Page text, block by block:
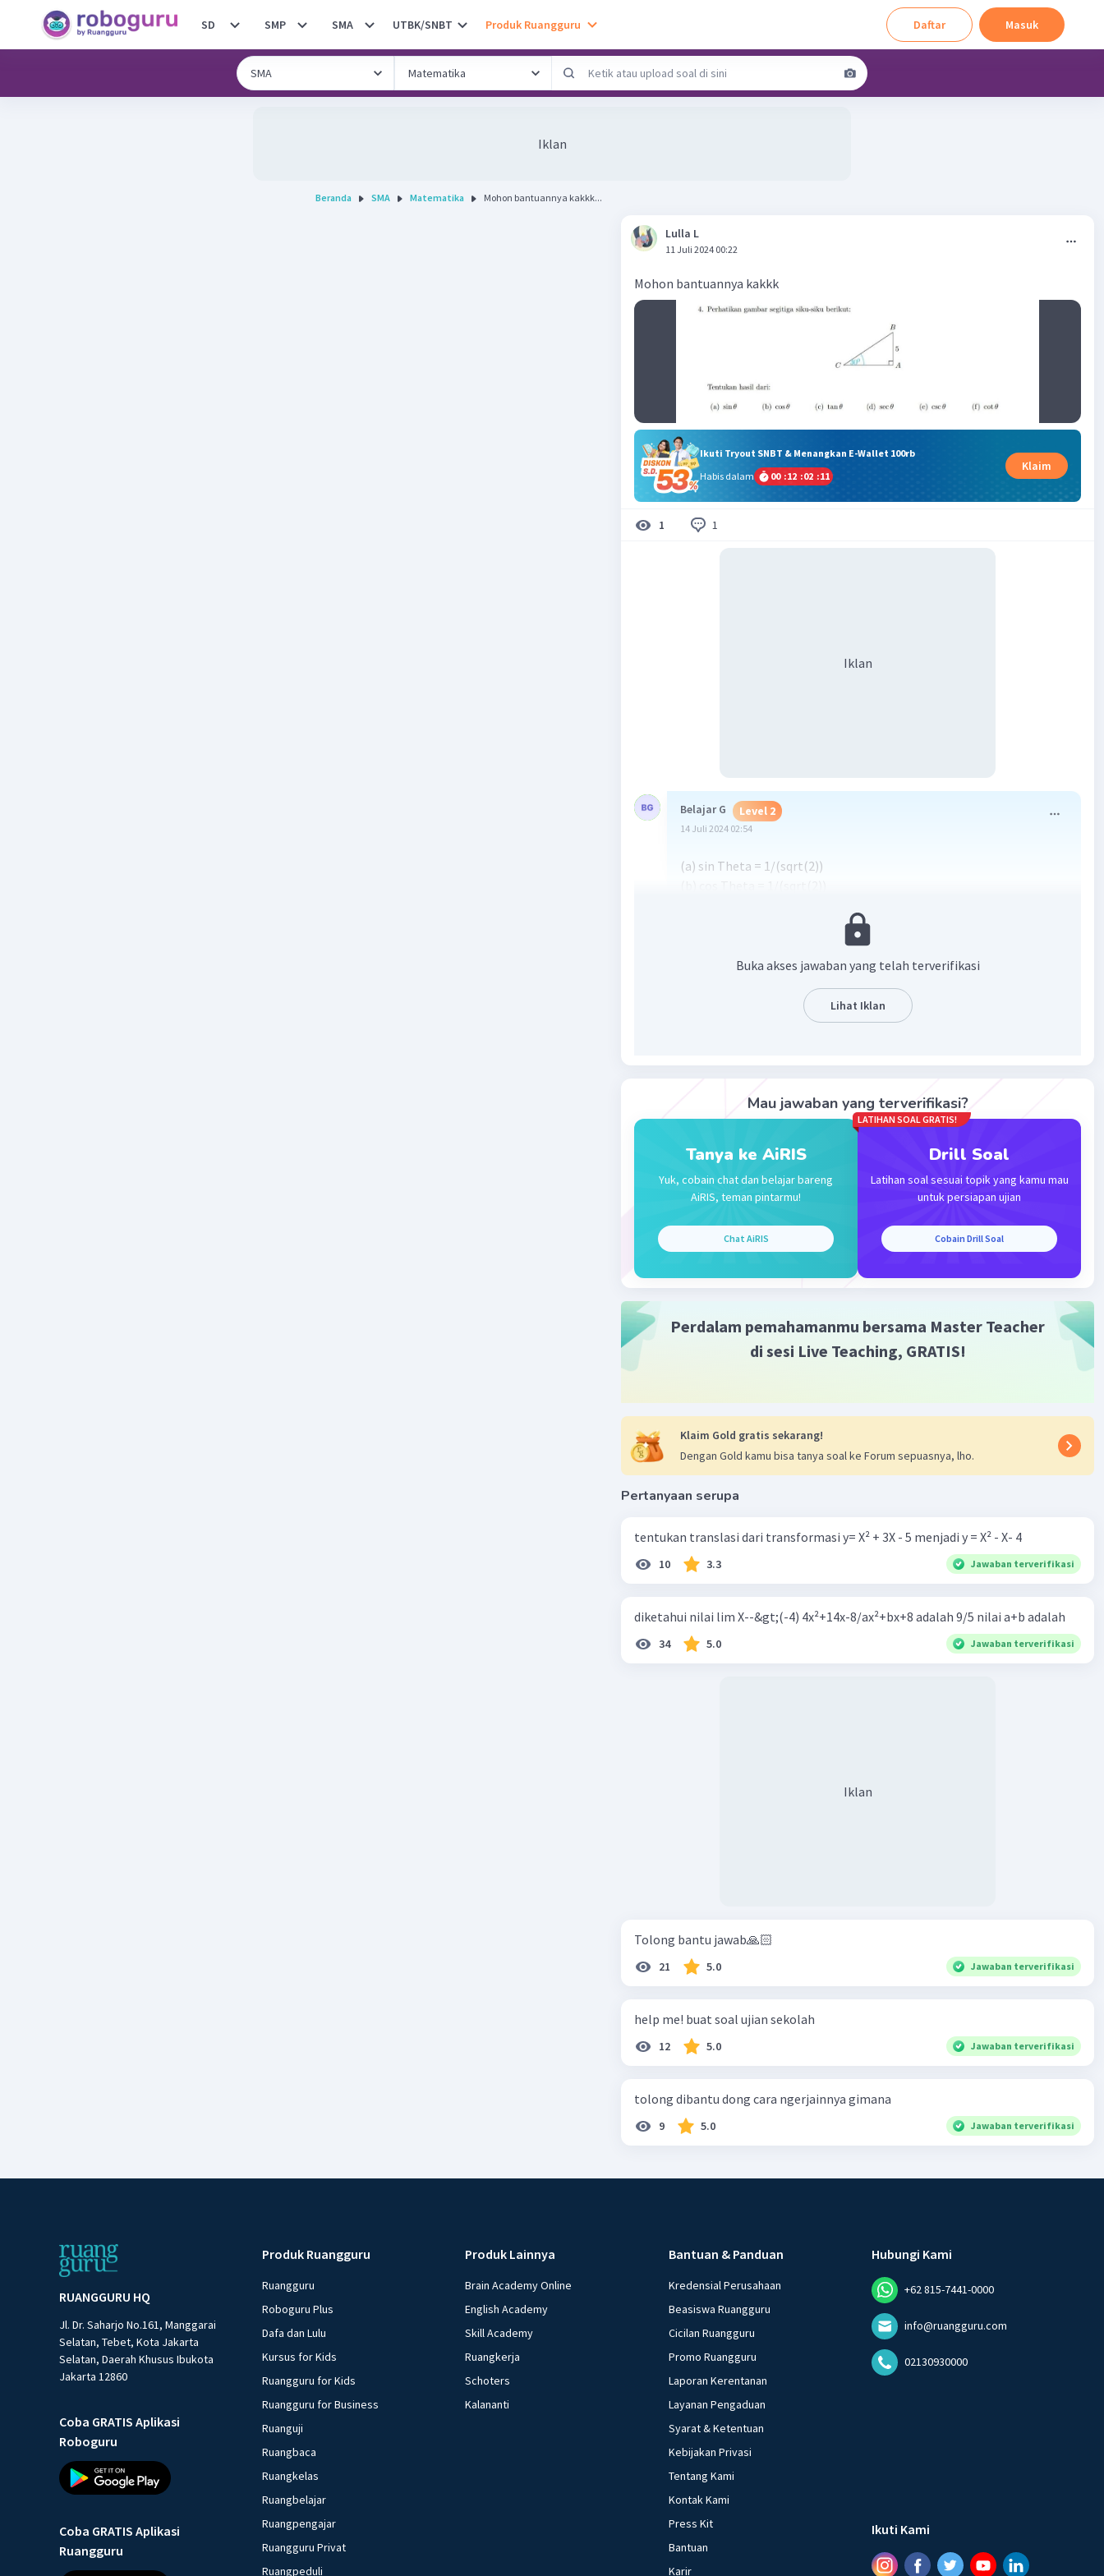
SD SMP SMA UTBK/SNBT Produk Ruangguru Daftar Masuk
Iklan
Beranda SMA Matematika Mohon bantuannya kakkk...
Lulla L
11 Juli 2024 00:22
Mohon bantuannya kakkk
Ikuti Tryout SNBT & Menangkan E-Wallet 100rb
Habis dalam
00 :12 :02 :10
Klaim
1 1
Iklan
Belajar G Level 2
14 Juli 2024 02:54
(a) sin Theta = 1/(sqrt(2))
(f) cot Theta = 1
Iklan
Buka akses jawaban yang telah terverifikasi
Lihat Iklan
Mau jawaban yang terverifikasi?
Tanya ke AiRIS
Yuk, cobain chat dan belajar bareng
AiRIS, teman pintarmu!
Chat AiRIS
LATIHAN SOAL GRATIS!
Drill Soal
Latihan soal sesuai topik yang kamu mau
untuk persiapan ujian
Cobain Drill Soal
Perdalam pemahamanmu bersama Master Teacher
di sesi Live Teaching, GRATIS!
Klaim Gold gratis sekarang!
Dengan Gold kamu bisa tanya soal ke Forum sepuasnya, lho.
Pertanyaan serupa
tentukan translasi dari transformasi y= X² + 3X - 5 menjadi y = X² - X- 4
10 3.3 Jawaban terverifikasi
diketahui nilai lim X--&gt;(-4) 4x²+14x-8/ax²+bx+8 adalah 9/5 nilai a+b adalah
34 5.0 Jawaban terverifikasi
Iklan
Tolong bantu jawab🙏🏻
21 5.0 Jawaban terverifikasi
help me! buat soal ujian sekolah
12 5.0 Jawaban terverifikasi
tolong dibantu dong cara ngerjainnya gimana
9 5.0 Jawaban terverifikasi
RUANGGURU HQ
Jl. Dr. Saharjo No.161, Manggarai
Selatan, Tebet, Kota Jakarta
Selatan, Daerah Khusus Ibukota
Jakarta 12860
Coba GRATIS Aplikasi
Roboguru
Coba GRATIS Aplikasi
Ruangguru
Produk Ruangguru
Ruangguru
Roboguru Plus
Dafa dan Lulu
Kursus for Kids
Ruangguru for Kids
Ruangguru for Business
Ruanguji
Ruangbaca
Ruangkelas
Ruangbelajar
Ruangpengajar
Ruangguru Privat
Ruangpeduli
Produk Lainnya
Brain Academy Online
English Academy
Skill Academy
Ruangkerja
Schoters
Kalananti
Bantuan & Panduan
Kredensial Perusahaan
Beasiswa Ruangguru
Cicilan Ruangguru
Promo Ruangguru
Laporan Kerentanan
Layanan Pengaduan
Syarat & Ketentuan
Kebijakan Privasi
Tentang Kami
Kontak Kami
Press Kit
Bantuan
Karir
Hubungi Kami
+62 815-7441-0000
info@ruangguru.com
02130930000
Ikuti Kami